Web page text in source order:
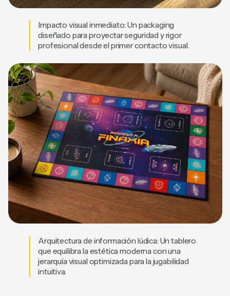
Impacto visual inmediato: Un packaging
diseñado para proyectar seguridad y rigor
profesional desde el primer contacto visual.
Arquitectura de información lúdica: Un tablero
que equilibra la estética moderna con una
jerarquía visual optimizada para la jugabilidad
intuitiva.